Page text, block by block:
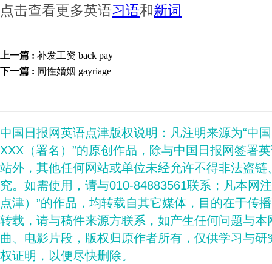
点击查看更多英语习语和新词
上一篇 : 补发工资 back pay
下一篇 : 同性婚姻 gayriage
中国日报网英语点津版权说明：凡注明来源为“中
XXX（署名）”的原创作品，除与中国日报网签署
站外，其他任何网站或单位未经允许不得非法盗
究。如需使用，请与010-84883561联系；凡本网
点津）”的作品，均转载自其它媒体，目的在于传
转载，请与稿件来源方联系，如产生任何问题与
曲、电影片段，版权归原作者所有，仅供学习与
权证明，以便尽快删除。